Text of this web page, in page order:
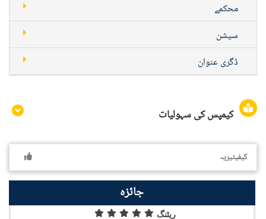
محکمے
سیشن
ڈگری عنوان
کیمپس کی سہولیات
کیفیٹیریہ
جائزہ
ریٹنگ